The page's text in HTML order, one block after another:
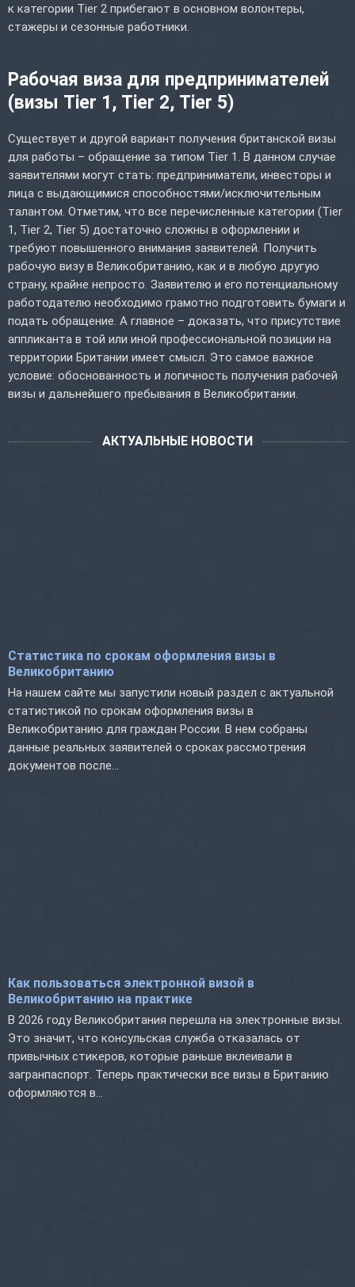
к категории Tier 2 прибегают в основном волонтеры,
стажеры и сезонные работники.
Рабочая виза для предпринимателей
(визы Tier 1, Tier 2, Tier 5)
Существует и другой вариант получения британской визы
для работы – обращение за типом Tier 1. В данном случае
заявителями могут стать: предприниматели, инвесторы и
лица с выдающимися способностями/исключительным
талантом. Отметим, что все перечисленные категории (Tier
1, Tier 2, Tier 5) достаточно сложны в оформлении и
требуют повышенного внимания заявителей. Получить
рабочую визу в Великобританию, как и в любую другую
страну, крайне непросто. Заявителю и его потенциальному
работодателю необходимо грамотно подготовить бумаги и
подать обращение. А главное – доказать, что присутствие
аппликанта в той или иной профессиональной позиции на
территории Британии имеет смысл. Это самое важное
условие: обоснованность и логичность получения рабочей
визы и дальнейшего пребывания в Великобритании.
АКТУАЛЬНЫЕ НОВОСТИ
Статистика по срокам оформления визы в
Великобританию
На нашем сайте мы запустили новый раздел с актуальной
статистикой по срокам оформления визы в
Великобританию для граждан России. В нем собраны
данные реальных заявителей о сроках рассмотрения
документов после...
Как пользоваться электронной визой в
Великобританию на практике
В 2026 году Великобритания перешла на электронные визы.
Это значит, что консульская служба отказалась от
привычных стикеров, которые раньше вклеивали в
загранпаспорт. Теперь практически все визы в Британию
оформляются в...